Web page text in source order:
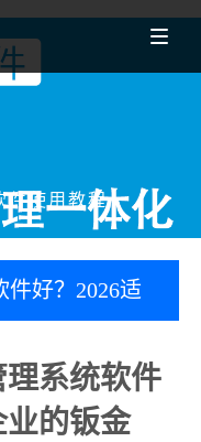
件使用教程
好？2026适
系统软件
业的钣金